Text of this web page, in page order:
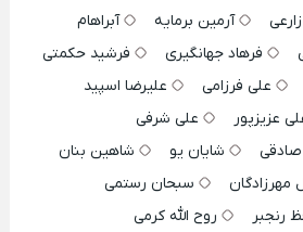
آرمین برمایه
آبراهام
فرهاد جهانگیری
فرشید حکمتی
علی فرزامی
علیرضا اسپید
عزیزپور
علی شرفی
صادقی شایان یو
شاهین بنان
مهرزادگان
سبحان رستمی
رنجبر
روح الله کرمی